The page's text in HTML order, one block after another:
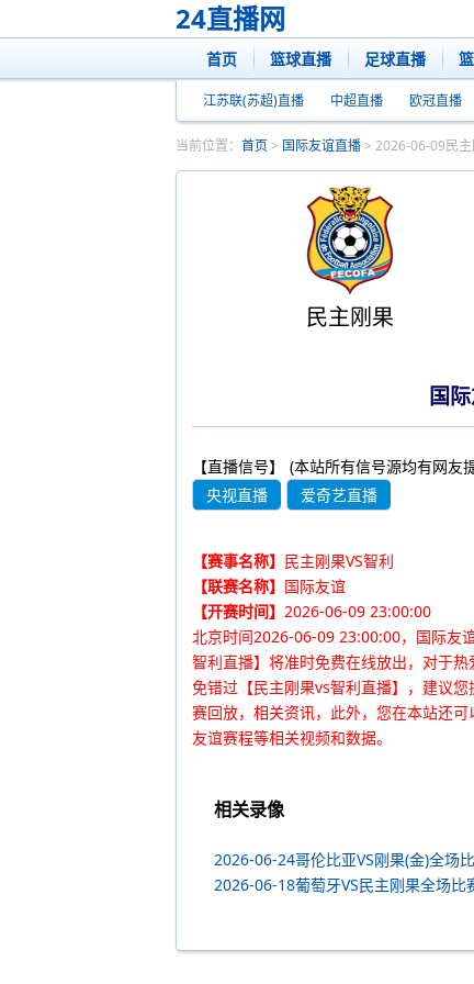
24直播网
首页 篮球直播 足球直播
江苏联(苏超)直播 中超直播 欧冠直播
当前位置： 首页> 国际友谊直播> 2026-06-09民
民主刚果
国
【直播信号】
(本站所有信号源均有网友
央视直播
爱奇艺直播
【赛事名称】 民主刚果VS智利
【联赛名称】 国际友谊
【开赛时间】 2026-06-09 23:00:00
北京时间2026-06-09 23:00:00，国际友
智利直播】将准时免费在线放出，对于
免错过【民主刚果vs智利直播】，建议
赛回放，相关资讯，此外，您在本站还
友谊赛程等相关视频和数据。
相关录像
2026-06-24哥伦比亚VS刚果(金)全场
2026-06-18葡萄牙VS民主刚果全场比